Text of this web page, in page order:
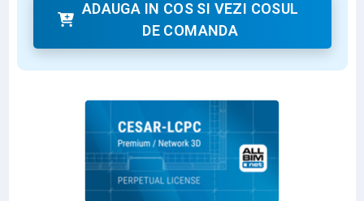
ADAUGA IN COS SI VEZI COSUL
DE COMANDA